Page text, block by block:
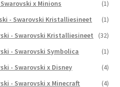
x Minions
(1)
- Swarovski Kristalliesineet
(1)
- Swarovski Kristalliesineet
(32)
- Swarovski Symbolica
(1)
- Swarovski x Disney
(4)
- Swarovski x Minecraft
(4)